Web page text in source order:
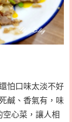
怕口味太淡不好
鹹、香氣有，味
心菜，讓人相